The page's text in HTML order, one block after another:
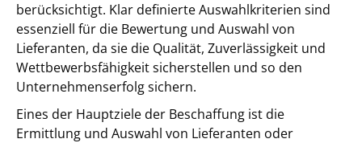
berücksichtigt. Klar definierte Auswahlkriterien sind
essenziell für die Bewertung und Auswahl von
Lieferanten, da sie die Qualität, Zuverlässigkeit und
Wettbewerbsfähigkeit sicherstellen und so den
Unternehmenserfolg sichern.
Eines der Hauptziele der Beschaffung ist die
Ermittlung und Auswahl von Lieferanten oder